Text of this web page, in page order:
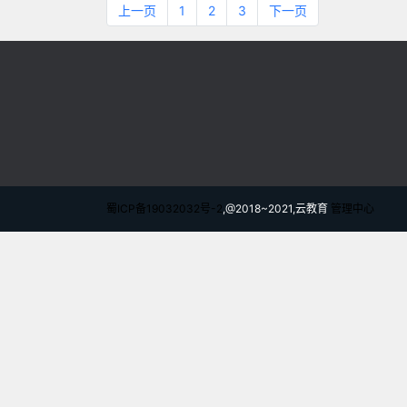
上一页 1 2 3 下一页
蜀ICP备19032032号-2,@2018~2021,云教育 管理中心